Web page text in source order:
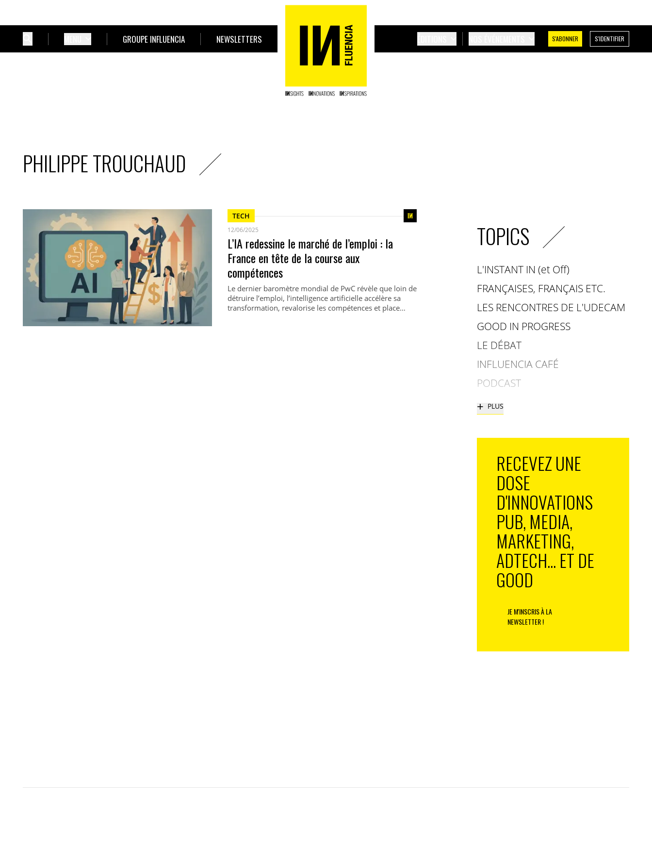
GROUPE INFLUENCIA NEWSLETTERS S'ABONNER S'IDENTIFIER
PHILIPPE TROUCHAUD
TECH
12/06/2025
L’IA redessine le marché de l’emploi : la
France en tête de la course aux
compétences
Le dernier baromètre mondial de PwC révèle que loin de
détruire l’emploi, l’intelligence artificielle accélère sa
transformation, revalorise les compétences et place…
TOPICS
L'INSTANT IN (et Off)
FRANÇAISES, FRANÇAIS ETC.
LES RENCONTRES DE L'UDECAM
GOOD IN PROGRESS
LE DÉBAT
INFLUENCIA CAFÉ
PODCAST
+ PLUS
RECEVEZ UNE
DOSE
D'INNOVATIONS
PUB, MEDIA,
MARKETING,
ADTECH... ET DE
GOOD
JE M'INSCRIS À LA
NEWSLETTER !